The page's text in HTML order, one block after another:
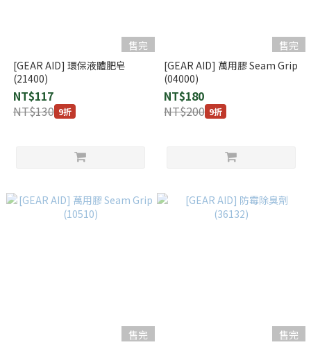
售完
[GEAR AID] 環保液體肥皂
(21400)
NT$117
NT$130 9折
售完
[GEAR AID] 萬用膠 Seam Grip
(04000)
NT$180
NT$200 9折
售完
售完